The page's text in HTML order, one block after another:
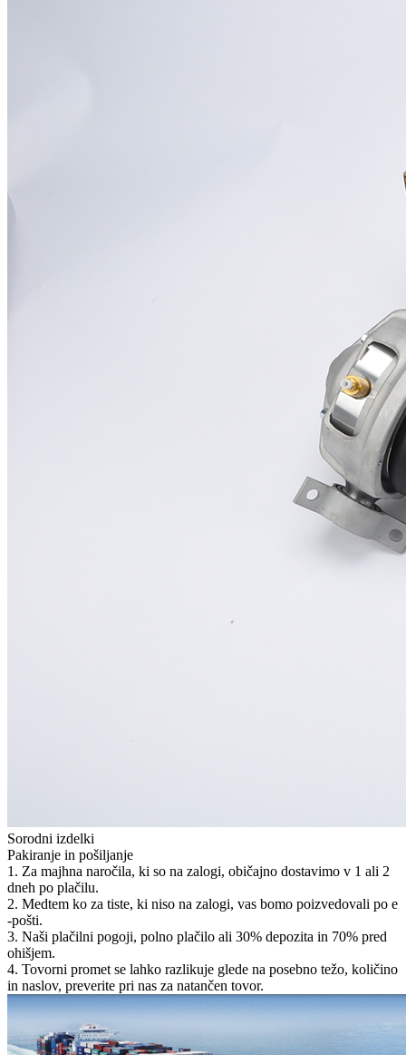
Sorodni izdelki
Pakiranje in pošiljanje
1. Za majhna naročila, ki so na zalogi, običajno dostavimo v 1 ali 2
dneh po plačilu.
2. Medtem ko za tiste, ki niso na zalogi, vas bomo poizvedovali po e
-pošti.
3. Naši plačilni pogoji, polno plačilo ali 30% depozita in 70% pred
ohišjem.
4. Tovorni promet se lahko razlikuje glede na posebno težo, količino
in naslov, preverite pri nas za natančen tovor.